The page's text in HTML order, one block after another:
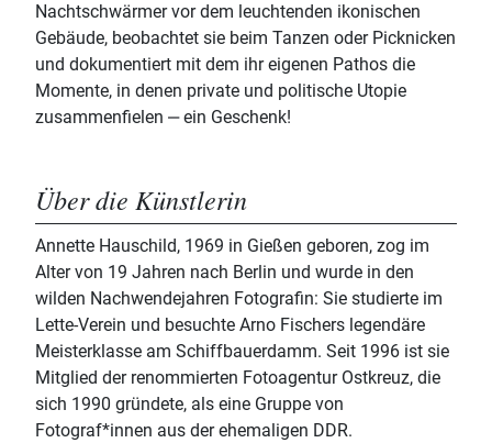
Nachtschwärmer vor dem leuchtenden ikonischen
Gebäude, beobachtet sie beim Tanzen oder Picknicken
und dokumentiert mit dem ihr eigenen Pathos die
Momente, in denen private und politische Utopie
zusammenfielen ‒ ein Geschenk!
Über die Künstlerin
Annette Hauschild, 1969 in Gießen geboren, zog im
Alter von 19 Jahren nach Berlin und wurde in den
wilden Nachwendejahren Fotografin: Sie studierte im
Lette-Verein und besuchte Arno Fischers legendäre
Meisterklasse am Schiffbauerdamm. Seit 1996 ist sie
Mitglied der renommierten Fotoagentur Ostkreuz, die
sich 1990 gründete, als eine Gruppe von
Fotograf*innen aus der ehemaligen DDR.